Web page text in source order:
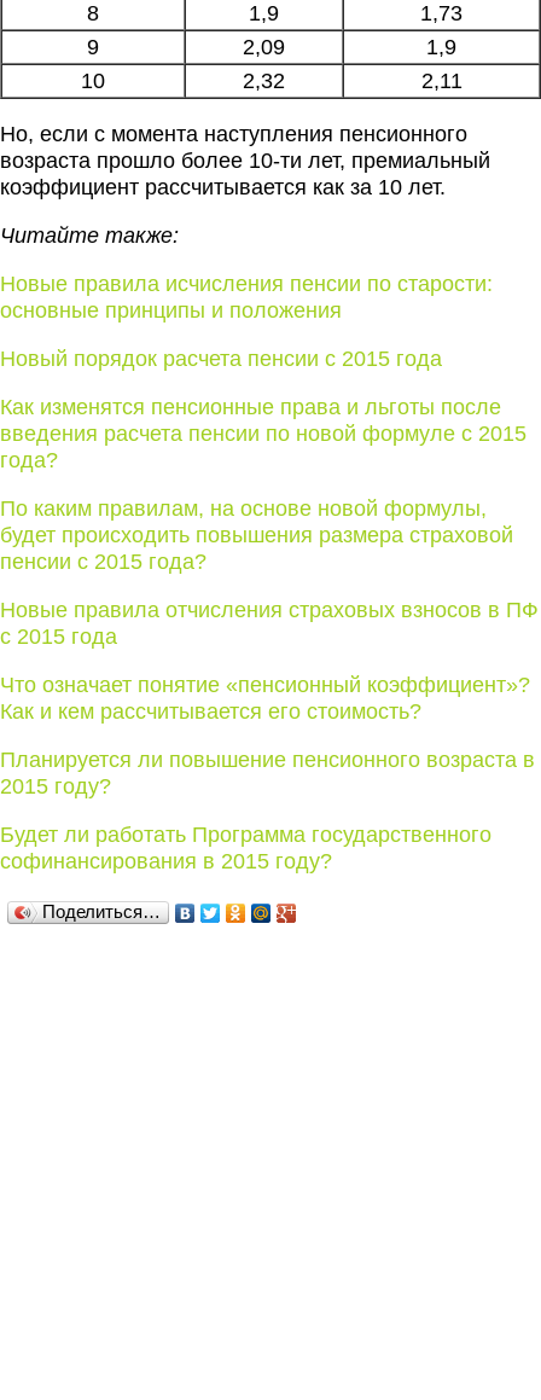
8
1,9
1,73
9
2,09
1,9
10
2,32 2,11
Но, если с момента наступления пенсионного
возраста прошло более 10-ти лет, премиальный
коэффициент рассчитывается как за 10 лет.
Читайте также:
Новые правила исчисления пенсии по старости:
основные принципы и положения
Новый порядок расчета пенсии с 2015 года
Как изменятся пенсионные права и льготы после
введения расчета пенсии по новой формуле с 2015
года?
По каким правилам, на основе новой формулы,
будет происходить повышения размера страховой
пенсии с 2015 года?
Новые правила отчисления страховых взносов в ПФ
с 2015 года
Что означает понятие «пенсионный коэффициент»?
Как и кем рассчитывается его стоимость?
Планируется ли повышение пенсионного возраста в
2015 году?
Будет ли работать Программа государственного
софинансирования в 2015 году?
Поделиться…